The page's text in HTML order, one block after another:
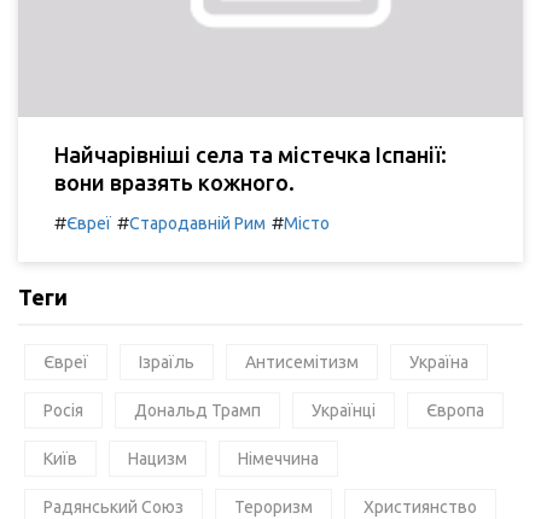
Найчарівніші села та містечка Іспанії:
вони вразять кожного.
#Євреї #Стародавній Рим #Місто
Теги
Євреї Ізраїль Антисемітизм Україна
Росія Дональд Трамп Українці Європа
Київ Нацизм Німеччина
Радянський Союз Тероризм Християнство